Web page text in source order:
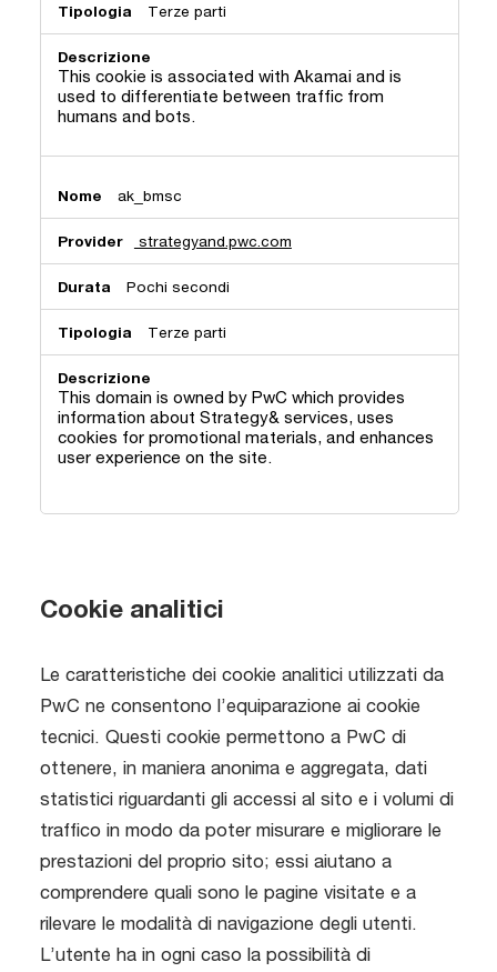
Terze parti
This cookie is associated with Akamai and is
used to differentiate between traffic from
humans and bots.
ak_bmsc
strategyand.pwc.com
Pochi secondi
Terze parti
This domain is owned by PwC which provides
information about Strategy& services, uses
cookies for promotional materials, and enhances
user experience on the site.
Cookie analitici
Le caratteristiche dei cookie analitici utilizzati da
PwC ne consentono l’equiparazione ai cookie
tecnici. Questi cookie permettono a PwC di
ottenere, in maniera anonima e aggregata, dati
statistici riguardanti gli accessi al sito e i volumi di
traffico in modo da poter misurare e migliorare le
prestazioni del proprio sito; essi aiutano a
comprendere quali sono le pagine visitate e a
rilevare le modalità di navigazione degli utenti.
L’utente ha in ogni caso la possibilità di